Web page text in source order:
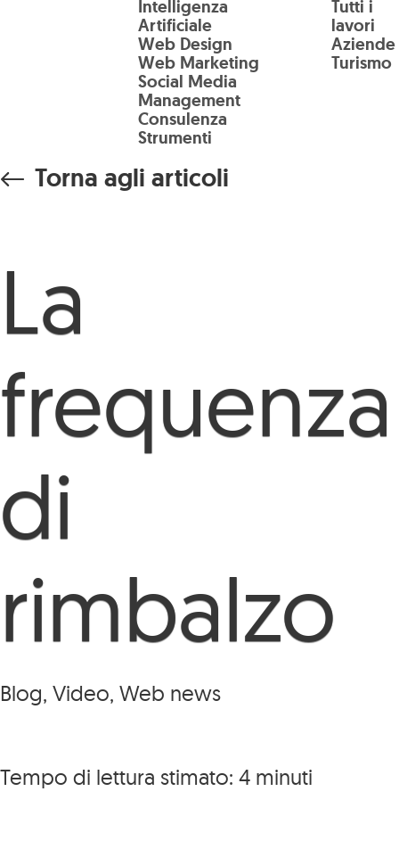
Salta al contenuto principaleIntelligenza
Artificiale
Web Design
Web Marketing
Social Media
Management
Consulenza
Strumenti
Tutti i
lavori
Aziende
Turismo
Torna agli articoli
La
frequenza
di
rimbalzo
Blog, Video, Web news
Tempo di lettura stimato: 4 minuti